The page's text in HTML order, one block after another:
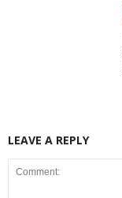
LEAVE A REPLY